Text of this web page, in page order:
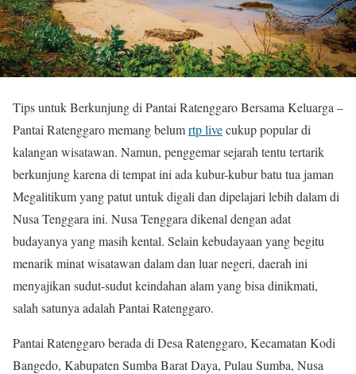
Tips untuk Berkunjung di Pantai Ratenggaro Bersama Keluarga –
Pantai Ratenggaro memang belumrtp livecukup popular di
kalangan wisatawan. Namun, penggemar sejarah tentu tertarik
berkunjung karena di tempat ini ada kubur-kubur batu tua jaman
Megalitikum yang patut untuk digali dan dipelajari lebih dalam di
Nusa Tenggara ini. Nusa Tenggara dikenal dengan adat
budayanya yang masih kental. Selain kebudayaan yang begitu
menarik minat wisatawan dalam dan luar negeri, daerah ini
menyajikan sudut-sudut keindahan alam yang bisa dinikmati,
salah satunya adalah Pantai Ratenggaro.
Pantai Ratenggaro berada di Desa Ratenggaro, Kecamatan Kodi
Bangedo, Kabupaten Sumba Barat Daya, Pulau Sumba, Nusa